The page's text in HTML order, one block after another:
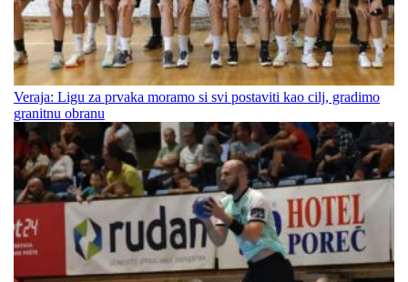
Veraja: Ligu za prvaka moramo si svi postaviti kao cilj, gradimo
granitnu obranu